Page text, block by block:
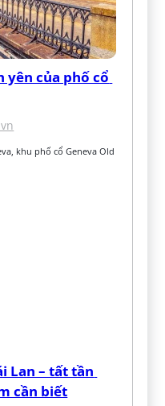
yên của phố cổ
khu phố cổ Geneva Old
Lan – tất tần
cần biết